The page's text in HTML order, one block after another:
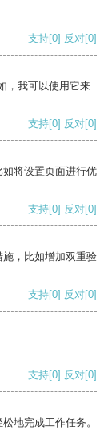
支持[0] 反对[0]
，我可以使用它来
支持[0] 反对[0]
将设置页面进行优
支持[0] 反对[0]
，比如增加双重验
支持[0] 反对[0]
支持[0] 反对[0]
地完成工作任务。